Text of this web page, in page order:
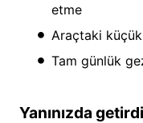
etme
Araçtaki
Tam günlük
Yanınızda